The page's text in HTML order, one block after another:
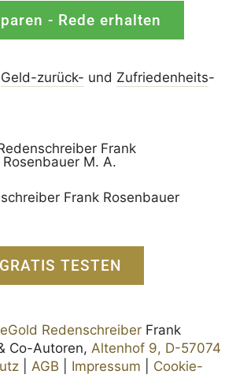
- Rede erhalten
Geld-zurück- und Zufrieden­­heits-
Frank Rosenbauer
GRATIS TESTEN
Redenschreiber Frank
Co-Autoren, Altenhof 9, D-57074
AGB Impressum
Cookie-